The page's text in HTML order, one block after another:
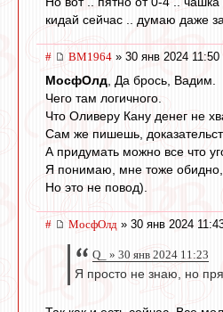
кидай сейчас .. думаю даже
# BM1964 » 30 янв 2024 11:50
МосфОлд , Да брось, Вадим.
Чего там логичного.
Что Оливеру Кану денег не
Сам же пишешь,
А придумать можно все что
Я понимаю, мне тоже
Но это не повод).
# МосфОлд » 30 янв 2024
Q_ » 30 янв 2024 11:23
Я просто не знаю, но